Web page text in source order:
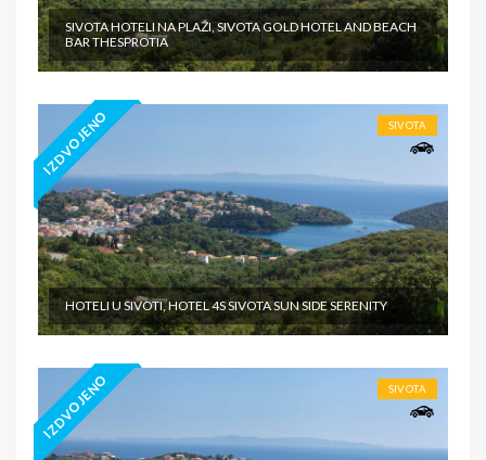
SIVOTA HOTELI NA PLAŽI, SIVOTA GOLD HOTEL AND BEACH
BAR THESPROTIA
IZDVOJENO SIVOTA
HOTELI U SIVOTI, HOTEL 4S SIVOTA SUN SIDE SERENITY
IZDVOJENO SIVOTA